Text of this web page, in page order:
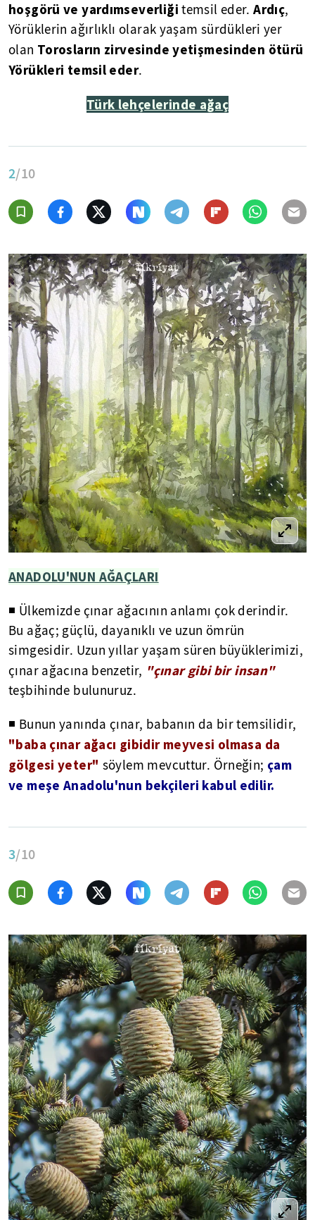
hoşgörü ve yardımseverliğitemsil eder.Ardıç,
Yörüklerin ağırlıklı olarak yaşam sürdükleri yer
olan Torosların zirvesinde yetişmesinden ötürü
Yörükleri temsil eder.
Türk lehçelerinde ağaç
2/10
ANADOLU'NUN AĞAÇLARI
◾ Ülkemizde çınar ağacının anlamı çok derindir.
Bu ağaç; güçlü, dayanıklı ve uzun ömrün
simgesidir. Uzun yıllar yaşam süren büyüklerimizi,
çınar ağacına benzetir, "çınar gibi bir insan"
teşbihinde bulunuruz.
◾ Bunun yanında çınar, babanın da bir temsilidir,
"baba çınar ağacı gibidir meyvesi olmasa da
gölgesi yeter" söylem mevcuttur. Örneğin; çam
ve meşe Anadolu'nun bekçileri kabul edilir.
3/10